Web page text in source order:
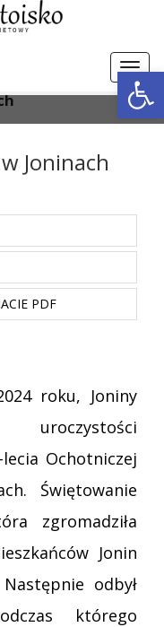
Joninach
PDF
roku, Joniny
Ochotniczej
Świętowanie
zgromadziła
Jonin
odbył
którego